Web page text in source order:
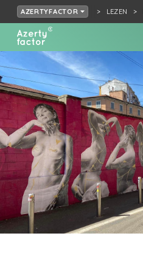
AZERTYFACTOR LEZEN